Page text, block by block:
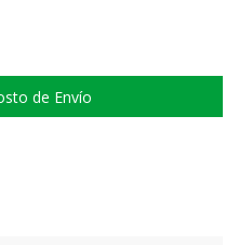
de Envío